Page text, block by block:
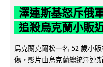
澤連斯基怒斥俄
追殺烏克蘭小販
烏克蘭克爾松一名 52 歲小
傷，影片由烏克蘭總統澤連